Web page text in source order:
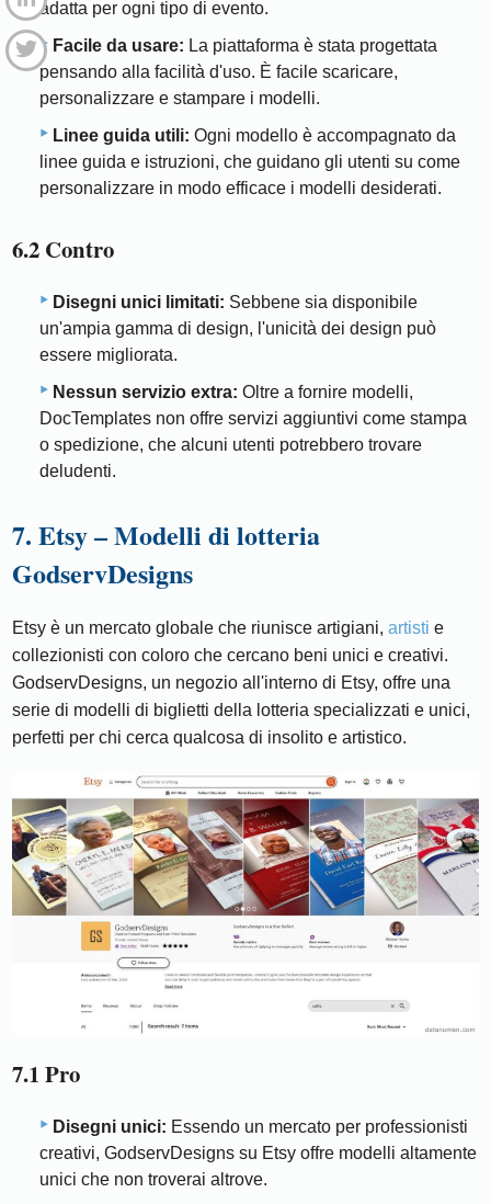
adatta per ogni tipo di evento.
Facile da usare: La piattaforma è stata progettata
pensando alla facilità d'uso. È facile scaricare,
personalizzare e stampare i modelli.
Linee guida utili: Ogni modello è accompagnato da
linee guida e istruzioni, che guidano gli utenti su come
personalizzare in modo efficace i modelli desiderati.
6.2 Contro
Disegni unici limitati: Sebbene sia disponibile
un'ampia gamma di design, l'unicità dei design può
essere migliorata.
Nessun servizio extra: Oltre a fornire modelli,
DocTemplates non offre servizi aggiuntivi come stampa
o spedizione, che alcuni utenti potrebbero trovare
deludenti.
7. Etsy – Modelli di lotteria
GodservDesigns
Etsy è un mercato globale che riunisce artigiani,artisti e
collezionisti con coloro che cercano beni unici e creativi.
GodservDesigns, un negozio all'interno di Etsy, offre una
serie di modelli di biglietti della lotteria specializzati e unici,
perfetti per chi cerca qualcosa di insolito e artistico.
7.1 Pro
Disegni unici: Essendo un mercato per professionisti
creativi, GodservDesigns su Etsy offre modelli altamente
unici che non troverai altrove.